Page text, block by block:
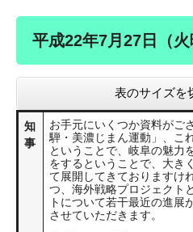
平成22年7月27日（
表のサイズを
知
事
お手元にいくつか資料がご
騨・美濃じまん運動」、こ
ということで、岐阜の魅力
をするということで、大き
て展開してきておりますけ
つ、海外戦略プロジェクト
トについて若干最近の進展
させていただきます。